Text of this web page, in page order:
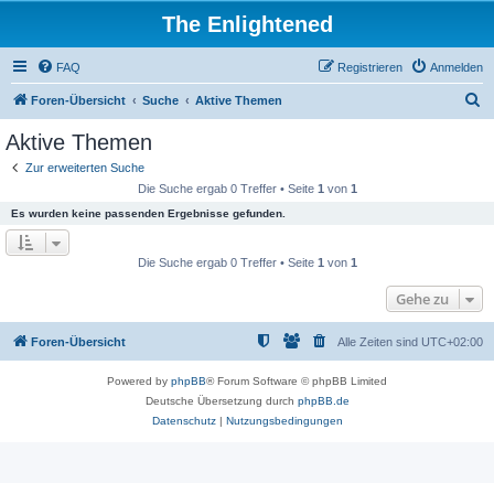
The Enlightened
FAQ Anmelden
Registrieren
Foren-Übersicht Suche Aktive Themen
Aktive Themen
Zur erweiterten Suche
Die Suche ergab 0 Treffer • Seite 1 von 1
Es wurden keine passenden Ergebnisse gefunden.
Die Suche ergab 0 Treffer • Seite 1 von 1
Gehe zu
Foren-Übersicht Alle Zeiten sind UTC+02:00
Powered by phpBB® Forum Software © phpBB Limited
Deutsche Übersetzung durch phpBB.de
Datenschutz| Nutzungsbedingungen